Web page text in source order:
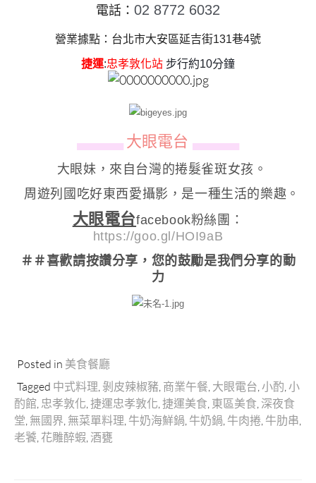
電話： 02 8772 6032
營業據點：台北市大安區延吉街131巷4號
捷運:忠孝敦化站 步行約10分鐘
▄▄▄▄▄▄ 大眼電台 ▄▄▄▄▄▄
大眼妹，來自台灣的捲髮雀斑女孩。
周遊列國吃好東西愛攝影，是一種生活的樂趣。
大眼電台facebook粉絲團：
https://goo.gl/HOI9aB
＃＃喜歡請按讚分享 ，您的鼓勵是我們分享的動
力
Posted in 美食餐廳
Tagged 中式料理 剝皮辣椒豬 商業午餐 大眼電台 小酌 小
酌館 忠孝敦化 捷運忠孝敦化 捷運美食 東區美食 深夜食
堂 無國界 無菜單料理 牛奶海鮮鍋 牛奶鍋 牛肉捲 牛肋串
老饕 花雕醉蝦 酒甕